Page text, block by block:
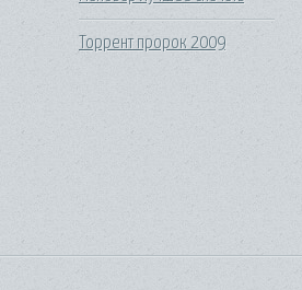
Торрент пророк 2009